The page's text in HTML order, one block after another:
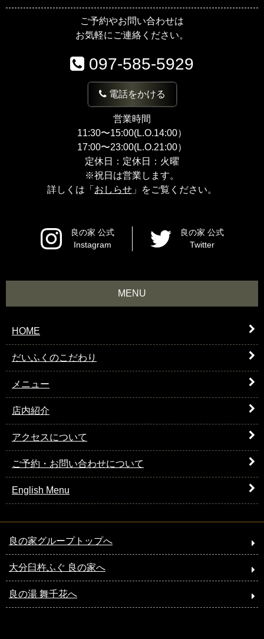
ご予約やお問い合わせは
お気軽にご連絡ください。
097-585-5929
電話をかける
営業時間
11:30〜15:00(L.O.14:00）
17:00〜23:00(L.O.21:00）
定休日：定休日：火曜
※祝日は営業します。
詳しくは「 おしらせ 」をご覧ください。
良の家 公式
Instagram
良の家 公式
Twitter
MENU
HOME
だいふくのこだわり
メニュー
店内紹介
アクセスについて
ご予約・お問い合わせについて
English Menu
良の家グループトップへ
大分臼杵ふぐ 良の家へ
良の湯 舞千花へ